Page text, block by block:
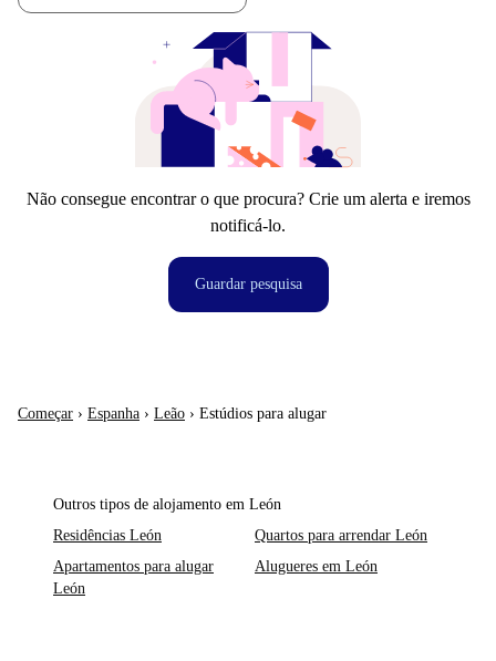
Não consegue encontrar o que procura? Crie um alerta e iremos
notificá-lo.
Guardar pesquisa
Começar › Espanha › Leão › Estúdios para alugar
Outros tipos de alojamento em León
Residências León
Quartos para arrendar León
Apartamentos para alugar
León
Alugueres em León